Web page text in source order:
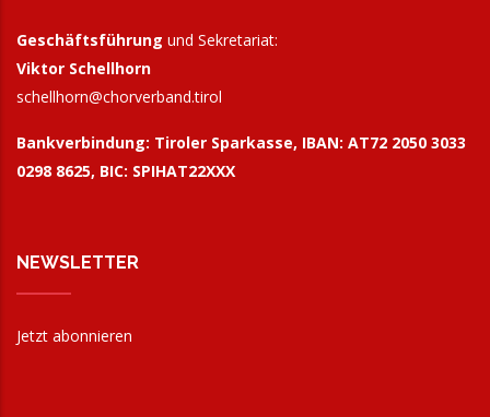
Geschäftsführung und Sekretariat:
Viktor Schellhorn
schellhorn@chorverband.tirol
Bankverbindung: Tiroler Sparkasse, IBAN: AT72 2050 3033
0298 8625, BIC: SPIHAT22XXX
NEWSLETTER
Jetzt abonnieren